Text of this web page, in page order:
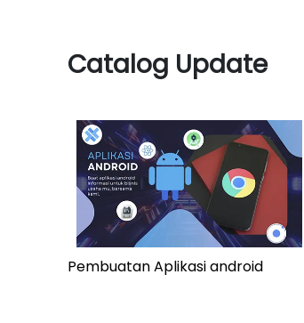
Catalog Update
Pembuatan Aplikasi android